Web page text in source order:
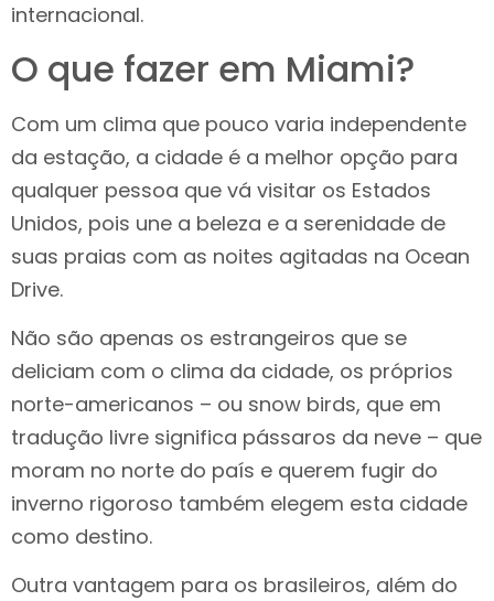
internacional.
O que fazer em Miami?
Com um clima que pouco varia independente
da estação, a cidade é a melhor opção para
qualquer pessoa que vá visitar os Estados
Unidos, pois une a beleza e a serenidade de
suas praias com as noites agitadas na Ocean
Drive.
Não são apenas os estrangeiros que se
deliciam com o clima da cidade, os próprios
norte-americanos – ou snow birds, que em
tradução livre significa pássaros da neve – que
moram no norte do país e querem fugir do
inverno rigoroso também elegem esta cidade
como destino.
Outra vantagem para os brasileiros, além do